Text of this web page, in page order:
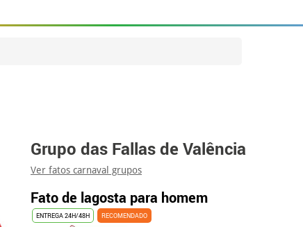
Grupo das Fallas de Valência
Ver fatos carnaval grupos
Fato de lagosta para homem
ENTREGA 24H/48H RECOMENDADO